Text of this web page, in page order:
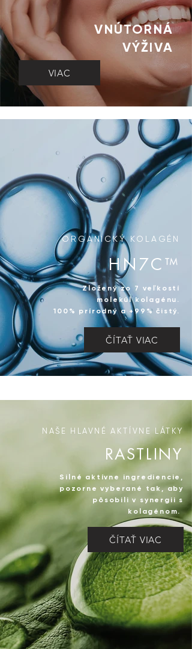
VNÚTORNÁ
VÝŽIVA
VIAC
ORGANICKÝ KOLAGÉN
HN7C™
Zložený zo 7 veľkostí
molekúl kolagénu.
100% prírodný a +99% čistý.
ČÍTAŤ VIAC
NAŠE HLAVNÉ AKTÍVNE LÁTKY
RASTLINY
Silné aktívne ingrediencie,
pozorne vyberané tak, aby
pôsobili v synergii s
kolagénom.
ČÍTAŤ VIAC